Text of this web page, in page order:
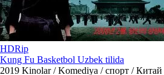
HDRip
Kung Fu Basketbol Uzbek tilida
2019 Kinolar / Komediya / спорт / Китай